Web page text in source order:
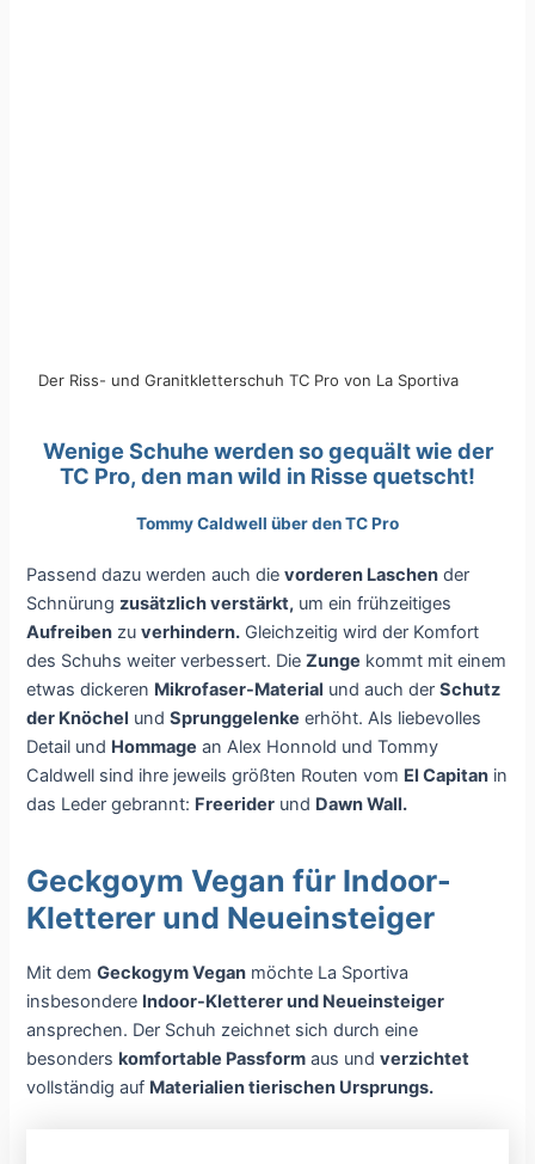
Der Riss- und Granitkletterschuh TC Pro von La Sportiva
Wenige Schuhe werden so gequält wie der
TC Pro, den man wild in Risse quetscht!
Tommy Caldwell über den TC Pro
Passend dazu werden auch dievorderen Laschen der
Schnürungzusätzlich verstärkt, um ein frühzeitiges
Aufreiben zuverhindern. Gleichzeitig wird der Komfort
des Schuhs weiter verbessert. DieZunge kommt mit einem
etwas dickeren Mikrofaser-Material und auch derSchutz
der Knöchel undSprunggelenke erhöht. Als liebevolles
Detail und Hommage an Alex Honnold und Tommy
Caldwell sind ihre jeweils größten Routen vom El Capitan in
das Leder gebrannt: Freerider und Dawn Wall.
Geckgoym Vegan für Indoor-
Kletterer und Neueinsteiger
Mit demGeckogym Vegan möchte La Sportiva
insbesondere Indoor-Kletterer und Neueinsteiger
ansprechen. Der Schuh zeichnet sich durch eine
besonderskomfortable Passform aus undverzichtet
vollständig auf Materialien tierischen Ursprungs.